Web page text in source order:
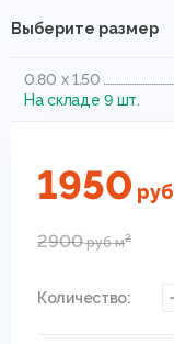
Выберите размер
0.80 x 1.50
На складе 9 шт.
1950 руб
2900рубм2
Количество: